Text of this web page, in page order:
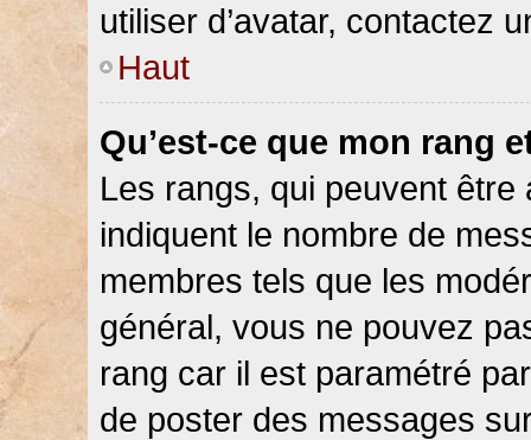
utiliser d’avatar, contactez
Haut
Qu’est-ce que mon rang
Les rangs, qui peuvent être
indiquent le nombre de
membres tels que les
général, vous ne pouvez
rang car il est paramétré
de poster des messages